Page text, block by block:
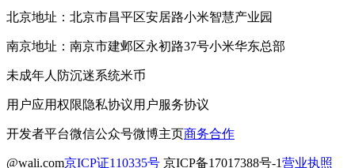
北京地址：北京市昌平区安居路小米智慧产业园
南京地址：南京市建邺区永初路37号小米华东总部
未成年人防沉迷系统米币
用户应用权限隐私协议用户服务协议
开发者平台微信公众号微博主页商务合作
@wali.com京ICP证110335号 京ICP备17017388号-1营业执照